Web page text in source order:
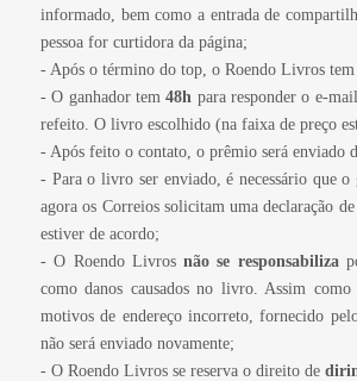
informado, bem como a entrada de
pessoa for curtidora da página;
- Após o término do top, o Roendo Livros tem
- O ganhador tem 48h para responder o e-
refeito. O livro escolhido (na faixa de preço
- Após feito o contato, o prêmio será enviado
- Para o livro ser enviado, é necessário que
agora os Correios solicitam uma declaração
estiver de acordo;
- O Roendo Livrosnão se responsabiliza
como danos causados no livro. Assim
motivos de endereço incorreto, fornecido
não será enviado novamente;
- O Roendo Livros se reserva o direito de